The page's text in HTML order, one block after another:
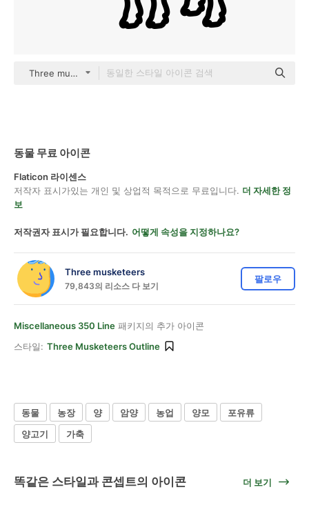
Three musketeers outline
동물 무료 아이콘
Flaticon 라이센스
저작자 표시가있는 개인 및 상업적 목적으로 무료입니다. 더 자세한 정
보
저작권자 표시가 필요합니다. 어떻게 속성을 지정하나요?
Three musketeers
79,843의 리소스 다 보기
팔로우
Miscellaneous 350 Line 패키지의 추가 아이콘
스타일: Three Musketeers Outline
동물 농장 양 암양 농업 양모
포유류
양고기
가축
똑같은 스타일과 콘셉트의 아이콘 더 보기